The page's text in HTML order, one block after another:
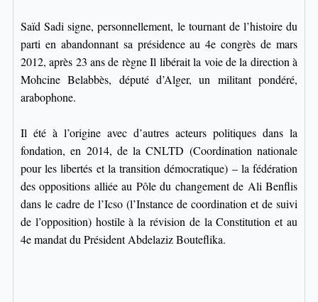
Saïd Sadi signe, personnellement, le tournant de l’histoire du
parti en abandonnant sa présidence au 4e congrès de mars
2012, après 23 ans de règne Il libérait la voie de la direction à
Mohcine Belabbès, député d’Alger, un militant pondéré,
arabophone.
Il été à l’origine avec d’autres acteurs politiques dans la
fondation, en 2014, de la CNLTD (Coordination nationale
pour les libertés et la transition démocratique) – la fédération
des oppositions alliée au Pôle du changement de Ali Benflis
dans le cadre de l’Icso (l’Instance de coordination et de suivi
de l’opposition) hostile à la révision de la Constitution et au
4e mandat du Président Abdelaziz Bouteflika.